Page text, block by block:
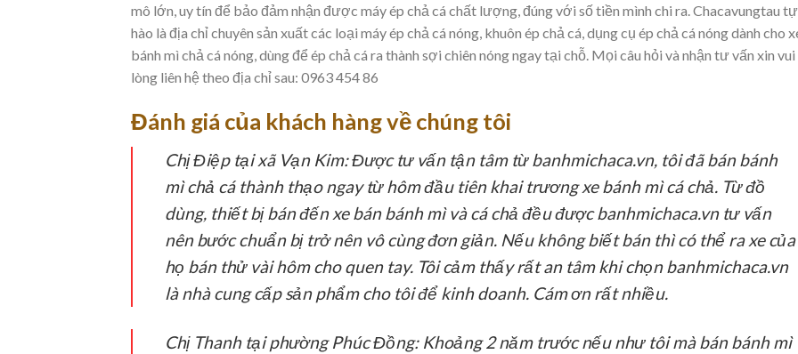
mô lớn, uy tín để bảo đảm nhận được máy ép chả cá chất lượng, đúng với số tiền mình chi ra. Chacavungtau tự
hào là địa chỉ chuyên sản xuất các loại máy ép chả cá nóng, khuôn ép chả cá, dụng cụ ép chả cá nóng dành cho
bánh mì chả cá nóng, dùng để ép chả cá ra thành sợi chiên nóng ngay tại chỗ. Mọi câu hỏi và nhận tư vấn xin vui
lòng liên hệ theo địa chỉ sau: 0963 454 86
Đánh giá của khách hàng về chúng tôi
Chị Điệp tại xã Vạn Kim:Được tư vấn tận tâm từ banhmichaca.vn, tôi đã bán bánh
mì chả cá thành thạo ngay từ hôm đầu tiên khai trương xe bánh mì cá chả. Từ đồ
dùng, thiết bị bán đến xe bán bánh mì và cá chả đều được banhmichaca.vn tư vấn
nên bước chuẩn bị trở nên vô cùng đơn giản. Nếu không biết bán thì có thể ra xe của
họ bán thử vài hôm cho quen tay. Tôi cảm thấy rất an tâm khi chọn banhmichaca.vn
là nhà cung cấp sản phẩm cho tôi để kinh doanh. Cám ơn rất nhiều.
Chị Thanh tại phường Phúc Đồng:Khoảng 2 năm trước nếu như tôi mà bán bánh mì